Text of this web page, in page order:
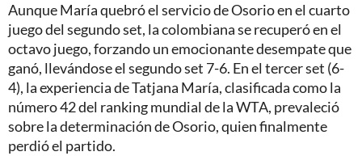
Aunque María quebró el servicio de Osorio en el cuarto
juego del segundo set, la colombiana se recuperó en el
octavo juego, forzando un emocionante desempate que
ganó, llevándose el segundo set 7-6. En el tercer set (6-
4), la experiencia de Tatjana María, clasificada como la
número 42 del ranking mundial de la WTA, prevaleció
sobre la determinación de Osorio, quien finalmente
perdió el partido.